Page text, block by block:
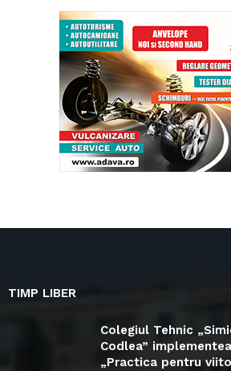
TIMP LIBER
Colegiul Tehnic
Codlea”
„Practica pentru